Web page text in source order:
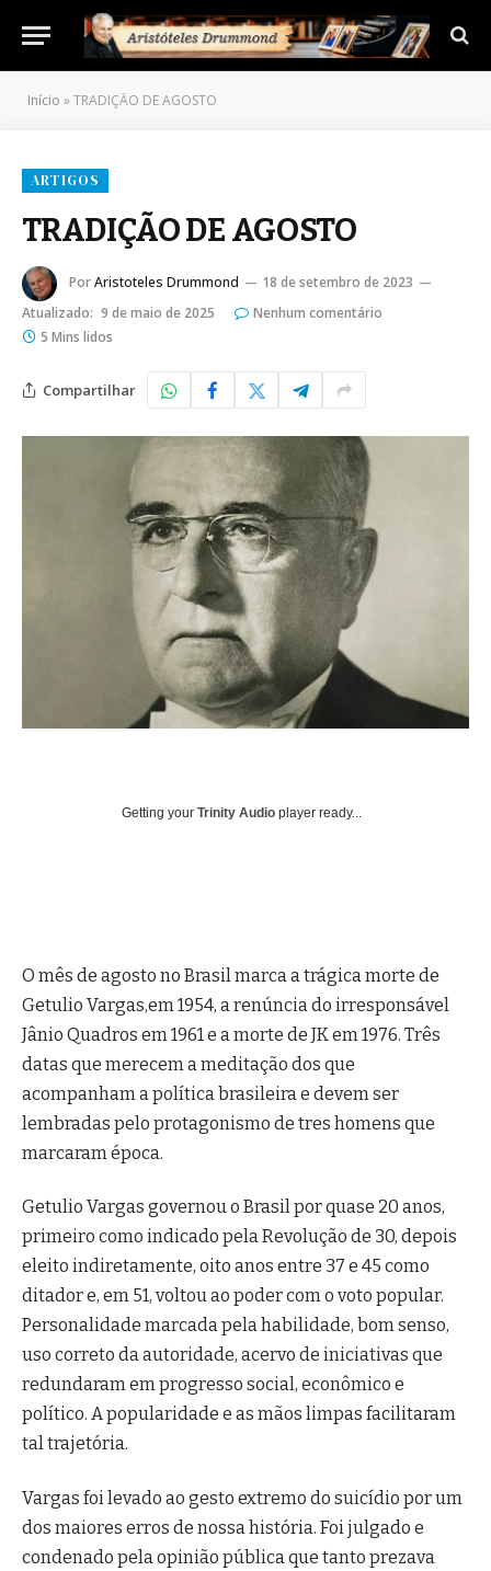
Início »TRADIÇÃO DE AGOSTO
ARTIGOS
TRADIÇÃO DE AGOSTO
PorAristoteles Drummond
18 de setembro de 2023
Atualizado: 9 de maio de 2025
Nenhum comentário
5 Mins lidos
Compartilhar
Getting your Trinity Audio player ready...
O mês de agosto no Brasil marca a trágica morte de
Getulio Vargas,em 1954, a renúncia do irresponsável
Jânio Quadros em 1961 e a morte de JK em 1976. Três
datas que merecem a meditação dos que
acompanham a política brasileira e devem ser
lembradas pelo protagonismo de tres homens que
marcaram época.
Getulio Vargas governou o Brasil por quase 20 anos,
primeiro como indicado pela Revolução de 30, depois
eleito indiretamente, oito anos entre 37 e 45 como
ditador e, em 51, voltou ao poder com o voto popular.
Personalidade marcada pela habilidade, bom senso,
uso correto da autoridade, acervo de iniciativas que
redundaram em progresso social, econômico e
político. A popularidade e as mãos limpas facilitaram
tal trajetória.
Vargas foi levado ao gesto extremo do suicídio por um
dos maiores erros de nossa história. Foi julgado e
condenado pela opinião pública que tanto prezava